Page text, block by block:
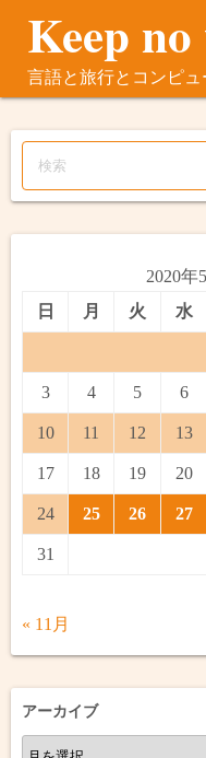
ン
ツ
ッ
Keep
言語と旅行とコンピュ
2020年
日
月 火 水
3 4 5 6
10 11 12 13
17 18 19 20
24 25 26 27
31
« 11月
アーカイブ
ア